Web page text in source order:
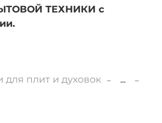
ТЕХНИКИ с
России.
для плит и духовок
...